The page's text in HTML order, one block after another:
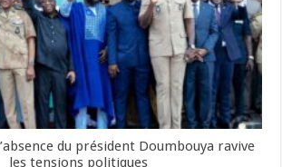
du président Doumbouya ravive
les tensions politiques